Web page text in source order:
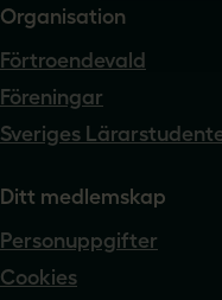
Organisation
Förtroendevald
Föreningar
Sveriges
Ditt medlemskap
Personuppgifter
Cookies